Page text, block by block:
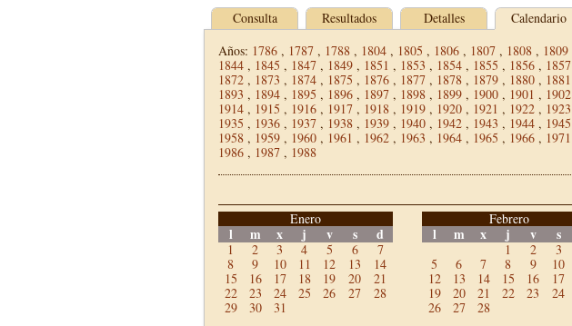
Consulta Resultados Detalles
Calendario
Años: 1786 , 1787 , 1788 , 1804 , 1805 , 1806 , 1807 , 1808 , 1809
1844 , 1845 , 1847 , 1849 , 1851 , 1853 , 1854 , 1855 , 1856 , 1857
1872 , 1873 , 1874 , 1875 , 1876 , 1877 , 1878 , 1879 , 1880 , 1881
1893 , 1894 , 1895 , 1896 , 1897 , 1898 , 1899 , 1900 , 1901 , 1902
1914 , 1915 , 1916 , 1917 , 1918 , 1919 , 1920 , 1921 , 1922 , 1923
1935 , 1936 , 1937 , 1938 , 1939 , 1940 , 1942 , 1943 , 1944 , 1945
1958 , 1959 , 1960 , 1961 , 1962 , 1963 , 1964 , 1965 , 1966 , 1971
1986 , 1987 , 1988
Enero
l m x j v s d
1 2 3 4 5 6
7
8
9 10 11 12 13
14
15
16 17 18 19 20
21
22
23 24 25 26 27
28
29
30 31
Febrero
l m x j v s
1 2 3
5
6 7 8 9 10
12
13 14 15 16 17
19
20 21 22 23 24
26
27 28